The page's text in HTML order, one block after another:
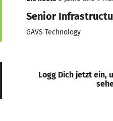
Senior
GAVS Technology
Logg Dich jetzt ein,